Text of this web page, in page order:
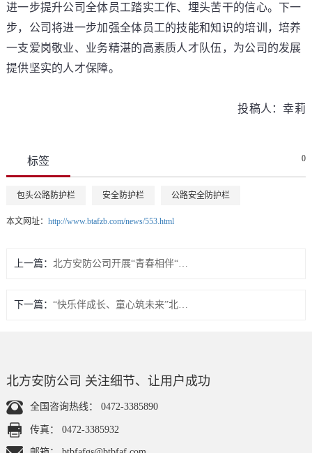
进一步提升公司全体员工踏实工作、埋头苦干的信心。下一
步，公司将进一步加强全体员工的技能和知识的培训，培养
一支爱岗敬业、业务精湛的高素质人才队伍，为公司的发展
提供坚实的人才保障。
投稿人：幸莉
标签 0
包头公路防护栏 安全防护栏 公路安全防护栏
本文网址： http://www.btafzb.com/news/553.html
上一篇： 北方安防公司开展“青春相伴“羽”你同行”——羽毛球赛活动
下一篇： “快乐伴成长、童心筑未来”北方安防公司庆6.1儿童节亲子爱国主义教育及趣味活动。
北方安防公司 关注细节、让用户成功
全国咨询热线： 0472-3385890
传真： 0472-3385932